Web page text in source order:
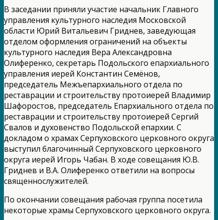
В заседании приняли участие начальник Главного
управления культурного наследия Московской
области Юрий Витальевич Гриднев, заведующая
отделом оформления ограничений на объекты
культурного наследия Вера Александровна
Олиференко, секретарь Подольского епархиального
управления иерей Константин Семёнов,
председатель Межъепархиального отдела по
реставрации и строительству протоиерей Владимир
Шафоростов, председатель Епархиального отдела по
реставрации и строительству протоиерей Сергий
Свалов и духовенство Подольской епархии. С
докладом о храмах Серпуховского церковного округа
выступил благочинный Серпуховского церковного
округа иерей Игорь Чабан. В ходе совещания Ю.В.
Гриднев и В.А. Олиференко ответили на вопросы
священнослужителей.
По окончании совещания рабочая группа посетила
некоторые храмы Серпуховского церковного округа.